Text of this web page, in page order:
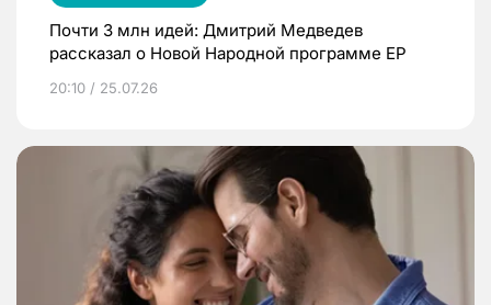
Почти 3 млн идей: Дмитрий Медведев
рассказал о Новой Народной программе ЕР
20:10 / 25.07.26